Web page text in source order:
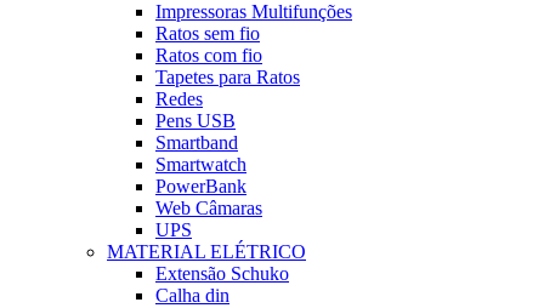
Impressoras Multifunções
Ratos sem fio
Ratos com fio
Tapetes para Ratos
Redes
Pens USB
Smartband
Smartwatch
PowerBank
Web Câmaras
UPS
MATERIAL ELÉTRICO
Extensão Schuko
Calha din